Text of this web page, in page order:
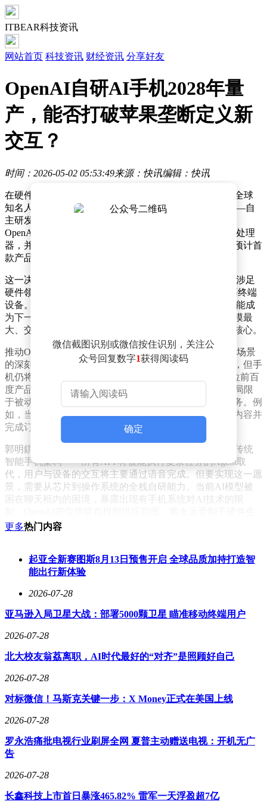
ITBEAR科技资讯
网站首页 科技资讯 财经资讯 分享好友
OpenAI自研AI手机2028年量
产，能否打破苹果垄断定义新
交互？
时间：2026-05-02 05:53:49来源：快讯编辑：快讯
在硬件创新遭遇瓶颈、AI技术成为行业焦点的背景下，全球
知名人工智能公司OpenAI正悄然布局一场颠覆性变革——自
主研发智能手机。据天风国际证券分析师郭明錤透露，
OpenAI已与联发科、高通达成合作协议，共同开发手机处理
器，并选定立讯精密作为独家系统协同设计与制造商，预计首
款产品将于2028年正式量产。
这一决策并非偶然。过去一年间，OpenAI已多次被曝出涉足
硬件领域的计划，包括智能耳机、智能音箱和AR眼镜等终端
设备。行业观察人士指出，OpenAI的目标是覆盖所有可能成
为下一代计算平台的硬件形态，而智能手机作为用户规模最
大、交互频率最高的终端设备，自然成为其战略布局的核心。
推动OpenAI下场造机的深层逻辑，源于其对AI技术落地场景
的深刻洞察。尽管智能眼镜、耳机等设备销量增长迅猛，但手
机仍将是未来AI Agent（智能体）运行的最佳载体。一位前百
度产品经理描述了未来AI手机的理想形态：设备将不再局限
于被动响应指令，而是能通过感知用户状态主动提供服务。例
如，当用户结束会议需要出差时，手机可自动识别对话内容并
完成订票、订酒店等操作，彻底改变人机交互方式。
郭明錤公布的AI手机概念图显示，这种设备将彻底颠覆传统
智能手机架构——所有APP将被能执行复杂任务的Agent取
代，用户与设备的交互将主要通过语音完成。但要实现这一愿
景，需要从芯片到操作系统的全栈自研能力。当前AI模型被
困在聊天框内的困境，暴露出现有手机系统对AI技术的限
态的规则。
线上文本数据训练，对现实世界的物理形态和人类语义理解存
在明显短板。一个典型案例是，某AI应用在处理"把手P得更
型对三维空间和日常语境的认知缺陷。掌控硬件终端后，
OpenAI可合规收集多维度现实数据，为AI训练提供更丰富的
素材。
OpenAI选择了更具挑战性的自研道路。在海外手机市场被苹
统主导权的合作伙伴。这种市场格局迫使其必须打通从芯片设
计到整机制造的全产业链。
技术挑战首先体现在软件层面。当前主流手机厂商虽已将AI
示，现有智能助手连设置闹钟、简单计算等基础任务都时常出
错，更遑论跨应用的全流程自主执行。豆包手机曾展示的"一
路线因安全风险较高，未被多数厂商采纳。主流方案仍是通过
API调用实现功能整合，这种模式在隐私保护和数据延迟方面
微信截图识别或微信按住识别，关注公
众号回复数字1获得阅读码
确定
更多热门内容
起亚全新赛图斯8月13日预售开启 全球品质加持打造智
能出行新体验
2026-07-28
亚马逊入局卫星大战：部署5000颗卫星 瞄准移动终端用户
2026-07-28
北大校友翁荔离职，AI时代最好的“对齐”是照顾好自己
2026-07-28
对标微信！马斯克关键一步：X Money正式在美国上线
2026-07-28
罗永浩痛批电视行业刷屏全网 夏普主动赠送电视：开机无广
告
2026-07-28
长鑫科技上市首日暴涨465.82% 雷军一天浮盈超7亿